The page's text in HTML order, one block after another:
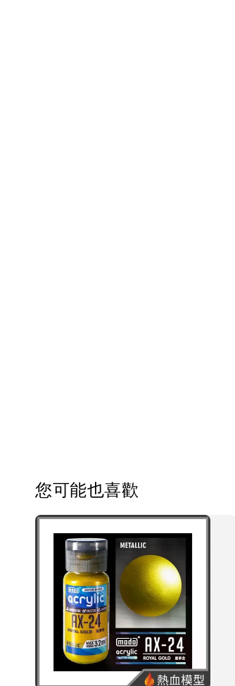
您可能也喜歡